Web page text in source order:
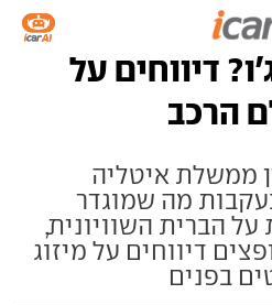
דיווחים על
הרכב
ממשלת איטליה
מה שמוגדר
הברית השוויונית,
דיווחים על מיזוג
בפנים